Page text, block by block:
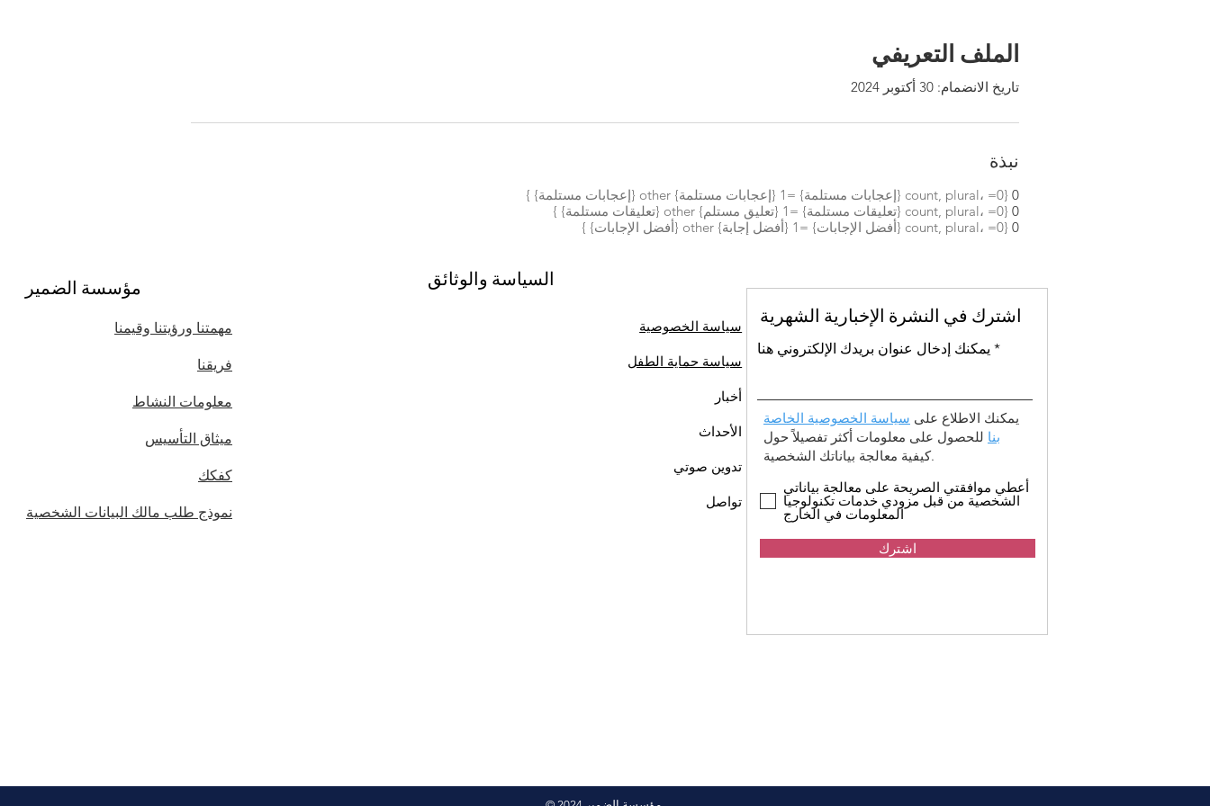
الملف التعريفي
تاريخ الانضمام: 30 أكتوبر 2024
نبذة
0 {count, plural، =0 {إعجابات مستلمة} =1 {إعجابات مستلمة} other {إعجابات مستلمة} }
0 {count, plural، =0 {تعليقات مستلمة} =1 {تعليق مستلم} other {تعليقات مستلمة} }
0 {count, plural، =0 {أفضل الإجابات} =1 {أفضل إجابة} other {أفضل الإجابات} }
مؤسسة الضمير
مهمتنا ورؤيتنا وقيمنا
فريقنا
معلومات النشاط
ميثاق التأسيس
كفكك
نموذج طلب مالك البيانات الشخصية
السياسة والوثائق
سياسة الخصوصية
سياسة حماية الطفل
أخبار
الأحداث
تدوين صوتي
تواصل
اشترك في النشرة الإخبارية الشهرية
يمكنك إدخال عنوان بريدك الإلكتروني هنا
يمكنك الاطلاع على سياسة الخصوصية الخاصة
بنا للحصول على معلومات أكثر تفصيلاً حول
كيفية معالجة بياناتك الشخصية.
أعطي موافقتي الصريحة على معالجة بياناتي
الشخصية من قبل مزودي خدمات تكنولوجيا
المعلومات في الخارج
اشترك